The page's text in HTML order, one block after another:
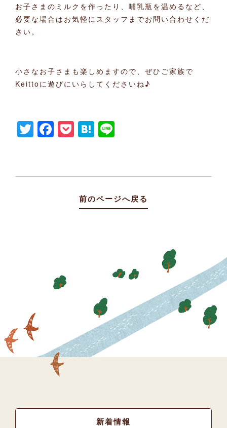
お子さまのミルクを作ったり、哺乳瓶を温めるなど、
必要な場合はお気軽にスタッフまでお問い合わせくだ
さい。
小さなお子さまも楽しめますので、ぜひご家族で
Keittoに遊びにいらしてくださいね♪
Twitter
Facebook
Pocket
Hatena
Line
前のページへ戻る
新着情報